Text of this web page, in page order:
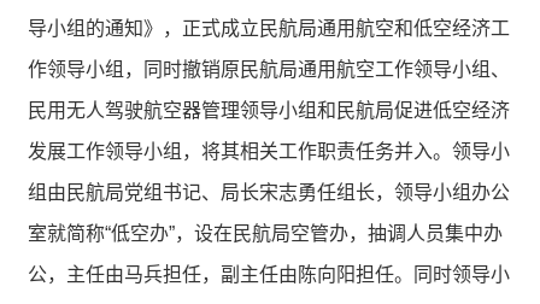
导小组的通知》，正式成立民航局通用航空和低空经济工
作领导小组，同时撤销原民航局通用航空工作领导小组、
民用无人驾驶航空器管理领导小组和民航局促进低空经济
发展工作领导小组，将其相关工作职责任务并入。领导小
组由民航局党组书记、局长宋志勇任组长，领导小组办公
室就简称“低空办”，设在民航局空管办，抽调人员集中办
公，主任由马兵担任，副主任由陈向阳担任。同时领导小